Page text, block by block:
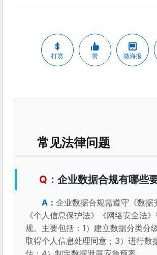
打赏 赞 微海报
常见法律问题
企业数据合规有哪些
企业数据合规需遵守《数据
《个人信息保护法》《网络安全法
规。主要包括：1）建立数据分类分
取得个人信息处理同意；3）进行数